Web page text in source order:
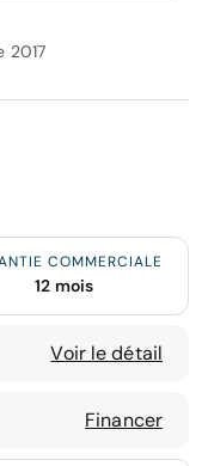
2017
COMMERCIALE
12 mois
Voir le détail
Financer